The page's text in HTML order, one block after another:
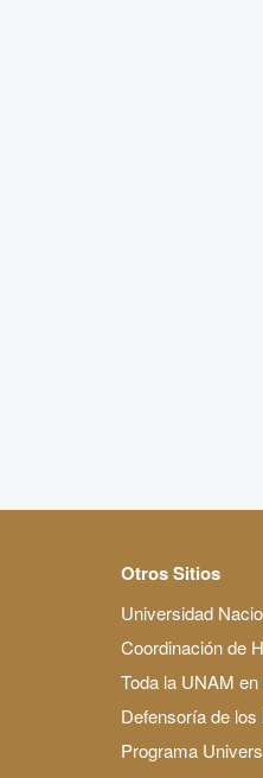
Otros Sitios
Universidad
Coordinación de
Toda la UNAM
Defensoría de
Programa